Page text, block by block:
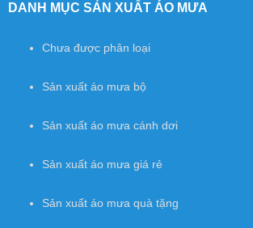
DANH MỤC SẢN XUẤT ÁO MƯA
Chưa được phân loại
Sản xuất áo mưa bộ
Sản xuất áo mưa cánh dơi
Sản xuất áo mưa giá rẻ
Sản xuất áo mưa quà tặng